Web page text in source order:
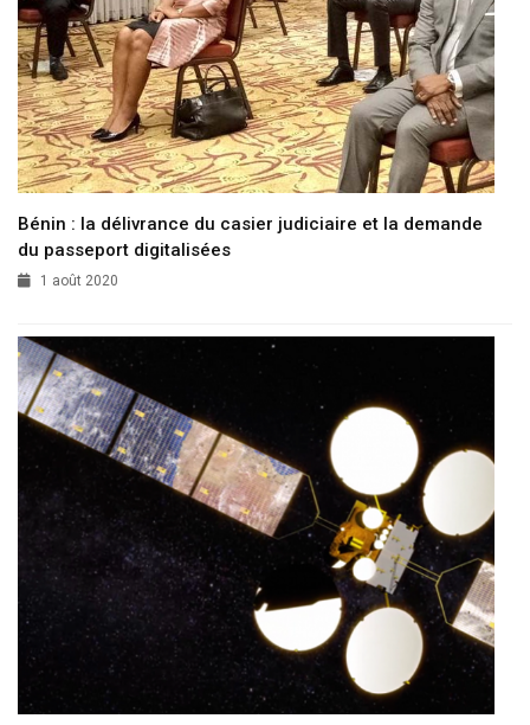
Bénin : la délivrance du casier judiciaire et la demande
du passeport digitalisées
1 août 2020